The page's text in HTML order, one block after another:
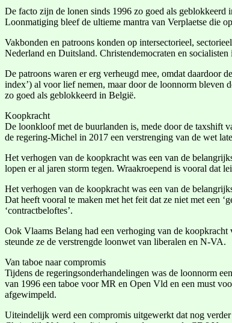
De facto zijn de lonen sinds 1996 zo goed als geblokkeerd
Loonmatiging bleef de ultieme mantra van Verplaetse die
Vakbonden en patroons konden op intersectorieel,
Nederland en Duitsland. Christendemocraten en
De patroons waren er erg verheugd mee, omdat daardoor
index’) al voor lief nemen, maar door de loonnorm bleven
zo goed als geblokkeerd in België.
Koopkracht
De loonkloof met de buurlanden is, mede door de taxshift
de regering-Michel in 2017 een verstrenging van de wet
Het verhogen van de koopkracht was een van de
lopen er al jaren storm tegen. Wraakroepend is vooral dat
Het verhogen van de koopkracht was een van de
Dat heeft vooral te maken met het feit dat ze niet met een
‘contractbeloftes’.
Ook Vlaams Belang had een verhoging van de
steunde ze de verstrengde loonwet van liberalen en N-VA.
Van taboe naar compromis
Tijdens de regeringsonderhandelingen was de loonnorm
van 1996 een taboe voor MR en Open Vld en een must
afgewimpeld.
Uiteindelijk werd een compromis uitgewerkt dat nog